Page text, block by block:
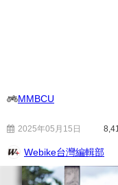
MMBCU
2025年05月15日
Webike台灣編輯部